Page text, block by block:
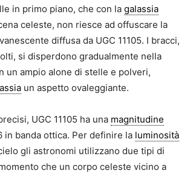
in primo piano, che con la galassia
celeste, non riesce ad offuscare la
diffusa da UGC 11105. I bracci,
si disperdono gradualmente nella
un ampio alone di stelle e polveri,
un aspetto ovaleggiante.
UGC 11105 ha una magnitudine
in banda ottica. Per definire la luminosità
gli astronomi utilizzano due tipi di
che un corpo celeste vicino a